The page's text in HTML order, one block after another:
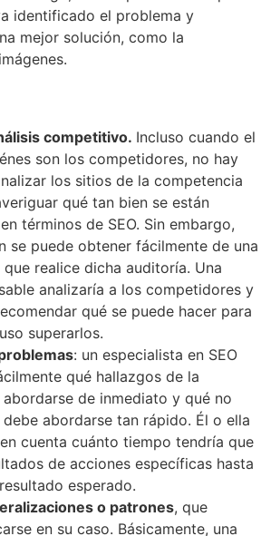
identificado el problema y
mejor solución, como la
competitivo. Incluso cuando el
son los competidores, no hay
los sitios de la competencia
qué tan bien se están
términos de SEO. Sin embargo,
se puede obtener fácilmente de una
que realice dicha auditoría. Una
analizaría a los competidores y
qué se puede hacer para
superarlos.
: un especialista en SEO
qué hallazgos de la
de inmediato y qué no
debe abordarse tan rápido. Él o ella
cuenta cuánto tiempo tendría que
de acciones específicas hasta
esperado.
o patrones, que
en su caso. Básicamente, una